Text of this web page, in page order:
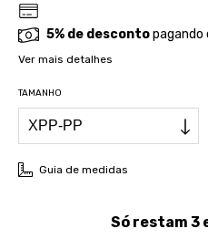
5% de descontopagando
Ver mais detalhes
TAMANHO
Guia de medidas
Só restam 3